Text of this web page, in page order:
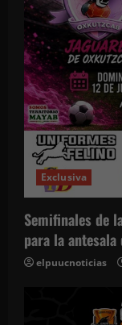
Exclusiva
Semifinales de
para la
elpuucnoticias